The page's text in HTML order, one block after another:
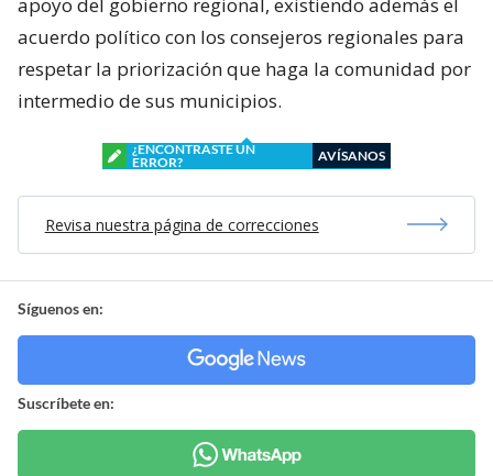
acuerdo político con los consejeros regionales para
respetar la priorización que haga la comunidad por
intermedio de sus municipios.
¿ENCONTRASTE UN
ERROR?
AVÍSANOS
Revisa nuestra página de correcciones
Síguenos en:
Suscríbete en: